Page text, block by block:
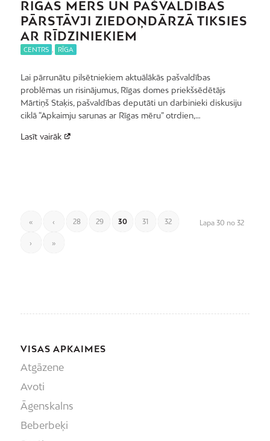
RĪGAS MĒRS UN PAŠVALDĪBAS
PĀRSTĀVJI ZIEDOŅDĀRZĀ TIKSIES
AR RĪDZINIEKIEM
CENTRS RĪGA
Lai pārrunātu pilsētniekiem aktuālākās pašvaldības
problēmas un risinājumus, Rīgas domes priekšsēdētājs
Mārtiņš Staķis, pašvaldības deputāti un darbinieki diskusiju
ciklā “Apkaimju sarunas ar Rīgas mēru” otrdien,…
Lasīt vairāk
Lapa 30 no 32
« ‹ 28 29 30 31 32
› »
VISAS APKAIMES
Atgāzene
Avoti
Āgenskalns
Beberbeķi